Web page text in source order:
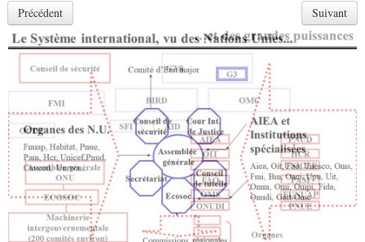
Précédent Suivant